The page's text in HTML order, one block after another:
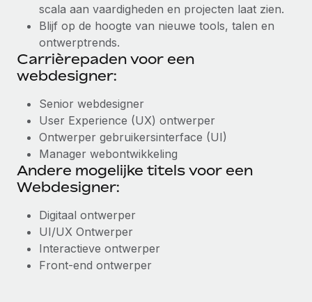
scala aan vaardigheden en projecten laat zien.
Blijf op de hoogte van nieuwe tools, talen en
ontwerptrends.
Carrièrepaden voor een
webdesigner:
Senior webdesigner
User Experience (UX) ontwerper
Ontwerper gebruikersinterface (UI)
Manager webontwikkeling
Andere mogelijke titels voor een
Webdesigner:
Digitaal ontwerper
UI/UX Ontwerper
Interactieve ontwerper
Front-end ontwerper